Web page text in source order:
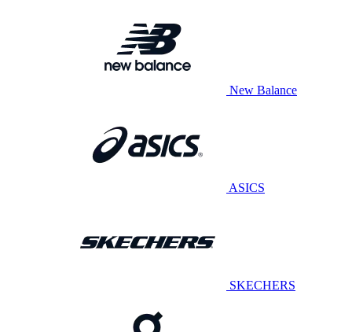
New Balance
ASICS
SKECHERS